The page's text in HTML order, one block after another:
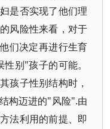
是否实现了他们理
风险性来看，对于
们决定再进行生育
别"孩子的可能。
孩子性别结构时，
构迈进的"风险".由
法利用的前提、即